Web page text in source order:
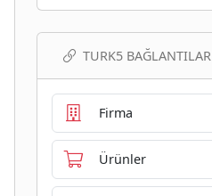
TURK5 BAĞLANTILAR
Firma
Ürünler